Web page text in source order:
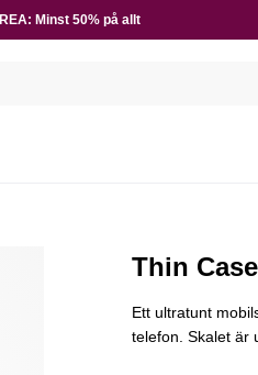
REA: Minst 50% på allt
Thin
Ett ultratunt
telefon. Skalet är